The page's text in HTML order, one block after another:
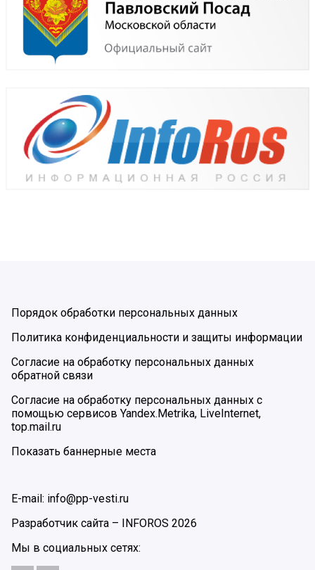
Порядок обработки персональных данных
Политика конфиденциальности и защиты информации
Согласие на обработку персональных данных
обратной связи
Согласие на обработку персональных данных с
помощью сервисов Yandex.Metrika, LiveInternet,
top.mail.ru
Показать баннерные места
E-mail: info@pp-vesti.ru
Разработчик сайта –
INFOROS 2026
Мы в социальных сетях: